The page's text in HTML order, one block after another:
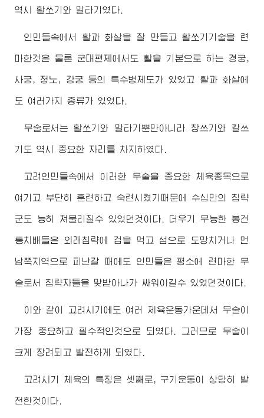
역시 활쏘기와 말타기였다.
인민들속에서 활과 화살을 잘 만들고 활쏘기기술을 련
마한것은 물론 군대편제에서도 활을 기본으로 하는 경궁,
사궁, 정노, 강궁 등의 특수병제도가 있었고 활과 화살에
도 여러가지 종류가 있었다.
무술로서는 활쏘기와 말타기뿐만아니라 창쓰기와 칼쓰
기도 역시 중요한 자리를 차지하였다.
고려인민들속에서 이러한 무술을 중요한 체육종목으로
여기고 부단히 훈련하고 숙련시켰기때문에 수십만의 침략
군도 능히 쳐물리칠수 있었던것이다. 더우기 무능한 봉건
통치배들은 외래침략에 겁을 먹고 섬으로 도망치거나 먼
남쪽지역으로 피난갈 때에도 인민들은 평소에 련마한 무
술로서 침략자들을 맞받아나가 싸워이길수 있었던것이다.
이와 같이 고려시기에도 여러 체육운동가운데서 무술이
가장 중요하고 필수적인것으로 되였다. 그러므로 무술이
크게 장려되고 발전하게 되였다.
고려시기 체육의 특징은 셋째로, 구기운동이 상당히 발
전한것이다.